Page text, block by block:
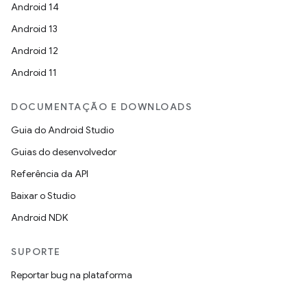
Android 14
Android 13
Android 12
Android 11
DOCUMENTAÇÃO E DOWNLOADS
Guia do Android Studio
Guias do desenvolvedor
Referência da API
Baixar o Studio
Android NDK
SUPORTE
Reportar bug na plataforma